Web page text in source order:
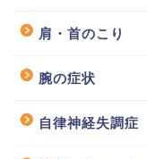
肩・首のこり
腕の症状
自律神経失調症